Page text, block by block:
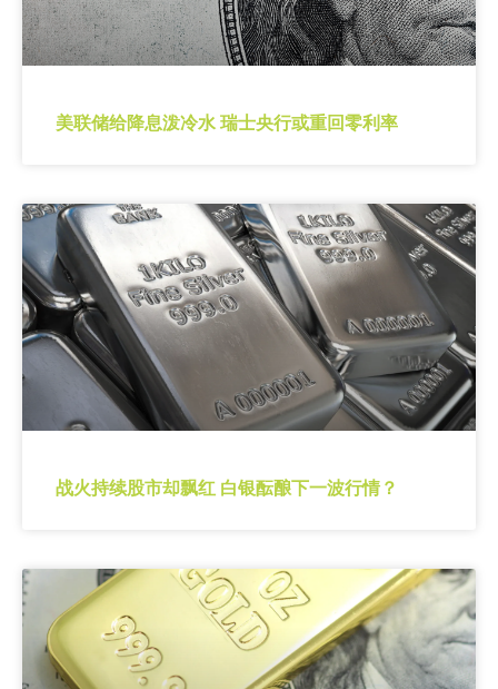
美联储给降息泼冷水 瑞士央行或重回零利率
战火持续股市却飘红 白银酝酿下一波行情？